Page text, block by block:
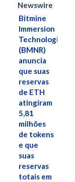
Newswire
Bitmine
Immersion
Technologies
(BMNR)
anuncia
que suas
reservas
de ETH
atingiram
5,81
milhões
de tokens
e que
suas
reservas
totais em